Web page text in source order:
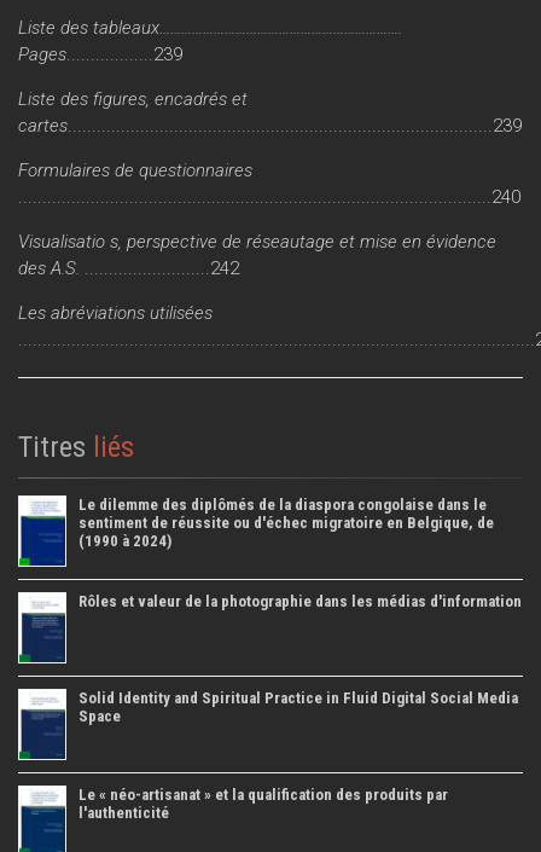
Liste des tableaux………………………………………………………….
Pages ..................239
Liste des figures, encadrés et
cartes ........................................................................................239
Formulaires de questionnaires
..................................................................................................240
Visualisatio s, perspective de réseautage et mise en évidence
des A.S.
..........................242
Les abréviations utilisées
Titres liés
Le dilemme des diplômés de la diaspora congolaise dans le
sentiment de réussite ou d'échec migratoire en Belgique, de
(1990 à 2024)
Rôles et valeur de la photographie dans les médias d'information
Solid Identity and Spiritual Practice in Fluid Digital Social Media
Space
Le « néo-artisanat » et la qualification des produits par
l'authenticité